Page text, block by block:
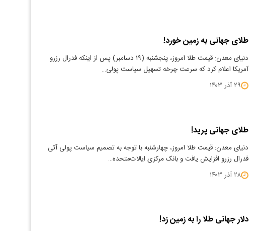
طلای جهانی به زمین خورد!
دنیای معدن: قیمت طلا امروز، پنجشنبه (۱۹ دسامبر) پس از اینکه فدرال رزرو
آمریکا اعلام کرد که سرعت چرخه تسهیل سیاست پولی…
۲۹ آذر ۱۴۰۳
طلای جهانی پرید!
دنیای معدن: قیمت طلا امروز، چهارشنبه با توجه به تصمیم سیاست پولی آتی
فدرال رزرو افزایش یافت و بانک مرکزی ایالات‌متحده…
۲۸ آذر ۱۴۰۳
دلار جهانی طلا را به زمین زد!